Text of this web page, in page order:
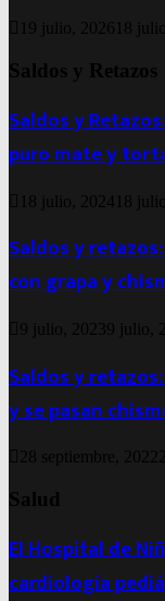
19 julio, 2026 18
Saldos y Retazos
Saldos y
puro mate y
18 julio, 2024 18
Saldos y
con grapa y
9 julio, 20239 julio,
Saldos y
y se pasan
28 septiembre, 2022
Salud
El Hospital de
cardiología